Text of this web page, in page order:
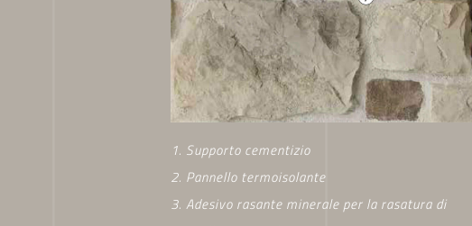
1. Supporto cementizio
2. Pannello termoisolante
3. Adesivo rasante minerale per la rasatura di